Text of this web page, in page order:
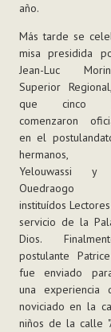
año.
Más tarde se
misa presidida
Jean-Luc
Superior
que cinco
comenzaron
en el
hermanos,
Yelouwassi y
Ouedraogo
instituídos
servicio de la
Dios.
postulante
fue enviado
una experiencia
noviciado en la
niños de la calle